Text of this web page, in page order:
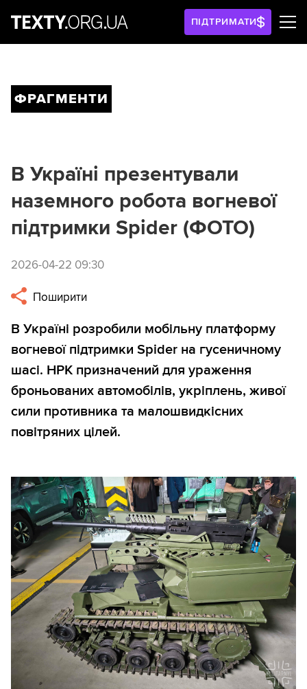
ПІДТРИМАТИ
ФРАГМЕНТИ
В Україні презентували
наземного робота вогневої
підтримки Spider (ФОТО)
2026-04-22 09:30
Поширити
В Україні розробили мобільну платформу
вогневої підтримки Spider на гусеничному
шасі. НРК призначений для ураження
броньованих автомобілів, укріплень, живої
сили противника та малошвидкісних
повітряних цілей.